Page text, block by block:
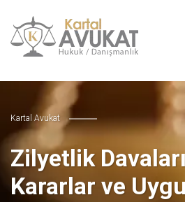
Kartal Avukat
Zilyetlik
Kararlar ve